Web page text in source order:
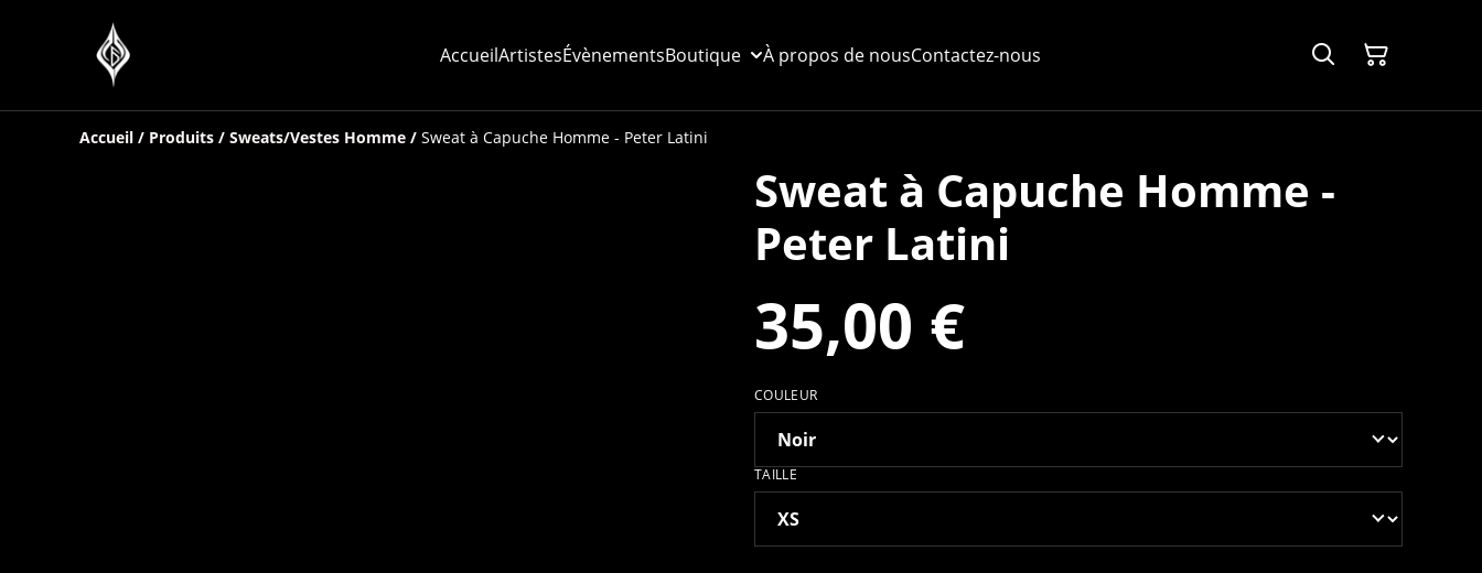
AccueilArtistesÉvènementsBoutique À propos de nousContactez-nous
Accueil / Produits / Sweats/Vestes Homme / Sweat à Capuche Homme - Peter Latini
Sweat à Capuche Homme -
Peter Latini
35,00 €
COULEUR
TAILLE